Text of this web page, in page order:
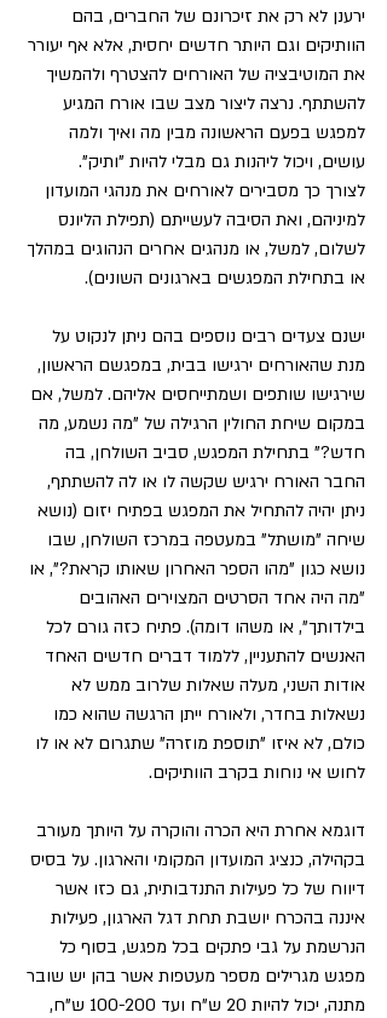
ירענן לא רק את זיכרונם של החברים, בהם
הוותיקים וגם היותר חדשים יחסית, אלא אף יעורר
את המוטיבציה של האורחים להצטרף ולהמשיך
להשתתף. נרצה ליצור מצב שבו אורח המגיע
למפגש בפעם הראשונה מבין מה ואיך ולמה
עושים, ויכול ליהנות גם מבלי להיות "ותיק".
לצורך כך מסבירים לאורחים את מנהגי המועדון
למיניהם, ואת הסיבה לעשייתם (תפילת הליונס
לשלום, למשל, או מנהגים אחרים הנהוגים במהלך
או בתחילת המפגשים בארגונים השונים).
ישנם צעדים רבים נוספים בהם ניתן לנקוט על
מנת שהאורחים ירגישו בבית, במפגשם הראשון,
שירגישו שותפים ושמתייחסים אליהם. למשל, אם
במקום שיחת החולין הרגילה של "מה נשמע, מה
חדש?" בתחילת המפגש, סביב השולחן, בה
החבר האורח ירגיש שקשה לו או לה להשתתף,
ניתן יהיה להתחיל את המפגש בפתיח יזום (נושא
שיחה "מושתל" במעטפה במרכז השולחן, שבו
נושא כגון "מהו הספר האחרון שאותו קראת?", או
"מה היה אחד הסרטים המצוירים האהובים
בילדותך", או משהו דומה). פתיח כזה גורם לכל
האנשים להתעניין, ללמוד דברים חדשים האחד
אודות השני, מעלה שאלות שלרוב ממש לא
נשאלות בחדר, ולאורח ייתן הרגשה שהוא כמו
כולם, לא איזו "תוספת מוזרה" שתגרום לא או לו
לחוש אי נוחות בקרב הוותיקים.
דוגמא אחרת היא הכרה והוקרה על היותך מעורב
בקהילה, כנציג המועדון המקומי והארגון. על בסיס
דיווח של כל פעילות התנדבותית, גם כזו אשר
איננה בהכרח יושבת תחת דגל הארגון, פעילות
הנרשמת על גבי פתקים בכל מפגש, בסוף כל
מפגש מגרילים מספר מעטפות אשר בהן יש שובר
מתנה, יכול להיות 20 ש"ח ועד 100-200 ש"ח,